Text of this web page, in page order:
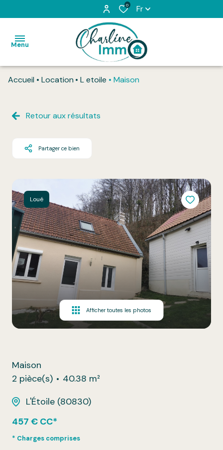
0 Fr
Menu
Acheter
L'équipe
Honoraires
Contact
Accueil Location L etoile Maison
Retour aux résultats
Partager ce bien
Loué
Afficher toutes les photos
Maison
2 pièce(s)
40.38 m²
L'Étoile (80830)
457 € CC*
* Charges comprises